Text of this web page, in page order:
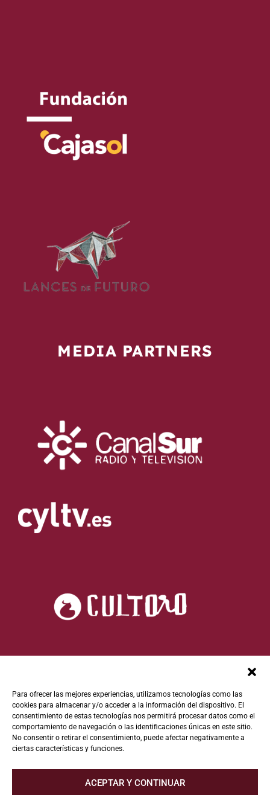
Para ofrecer las mejores experiencias, utilizamos tecnologías como las
cookies para almacenar y/o acceder a la información del dispositivo. El
consentimiento de estas tecnologías nos permitirá procesar datos como el
comportamiento de navegación o las identificaciones únicas en este sitio.
No consentir o retirar el consentimiento, puede afectar negativamente a
ciertas características y funciones.
ACEPTAR Y CONTINUAR
MEDIA PARTNERS